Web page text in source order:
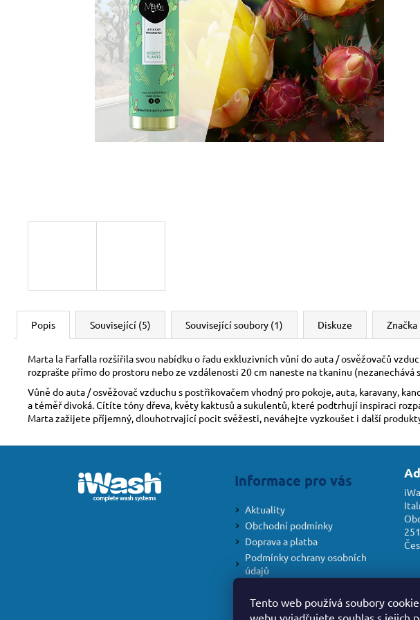
Tento web používá soubory
webu vyjadřujete souhlas s jejich
Popis Související (5) Související soubory (1) Diskuze Značka
Marta la Farfalla rozšířila svou nabídku o řadu exkluzivních vůní do auta / osvěžovačů
rozprašte přímo do prostoru nebo ze vzdálenosti 20 cm naneste na tkaninu (nezanechává
Vůně do auta / osvěžovač vzduchu s postřikovačem vhodný pro pokoje, auta, karavany,
a téměř divoká. Cítíte tóny dřeva, květy kaktusů a sukulentů, které podtrhují inspiraci
Marta zažijete příjemný, dlouhotrvající pocit svěžesti, neváhejte vyzkoušet i další
Informace pro vás
Aktuality
Obchodní podmínky
Doprava a platba
Podmínky ochrany osobních
údajů
smlouvy